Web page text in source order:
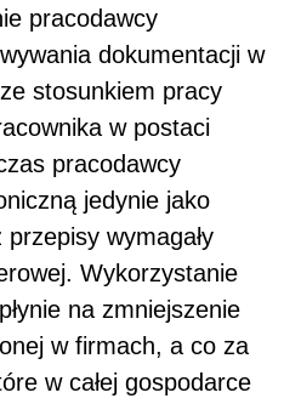
pracodawcy
dokumentacji w
stosunkiem pracy
w postaci
pracodawcy
jedynie jako
wymagały
Wykorzystanie
na zmniejszenie
w firmach, a co za
w całej gospodarce